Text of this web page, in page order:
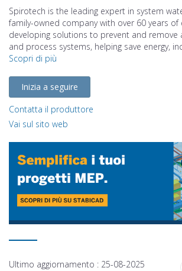
Spirotech is the leading expert in system
family-owned company with over 60 years of
developing solutions to prevent and remove
and process systems, helping save energy,
Scopri di più
Inizia a seguire
Contatta il produttore
Vai sul sito web
Ultimo aggiornamento : 25-08-2025